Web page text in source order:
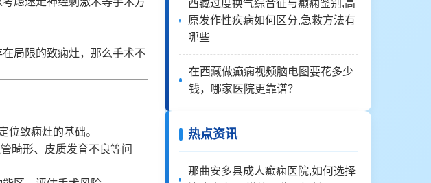
局限的致痫灶，那么手术不
位致痫灶的基础。
畸形、皮质发育不良等问
西藏过度换气综合征与癫痫鉴别,高
原发作性疾病如何区分,急救方法有
哪些
在西藏做癫痫视频脑电图要花多少
钱，哪家医院更靠谱？
热点资讯
那曲安多县成人癫痫医院,如何选择